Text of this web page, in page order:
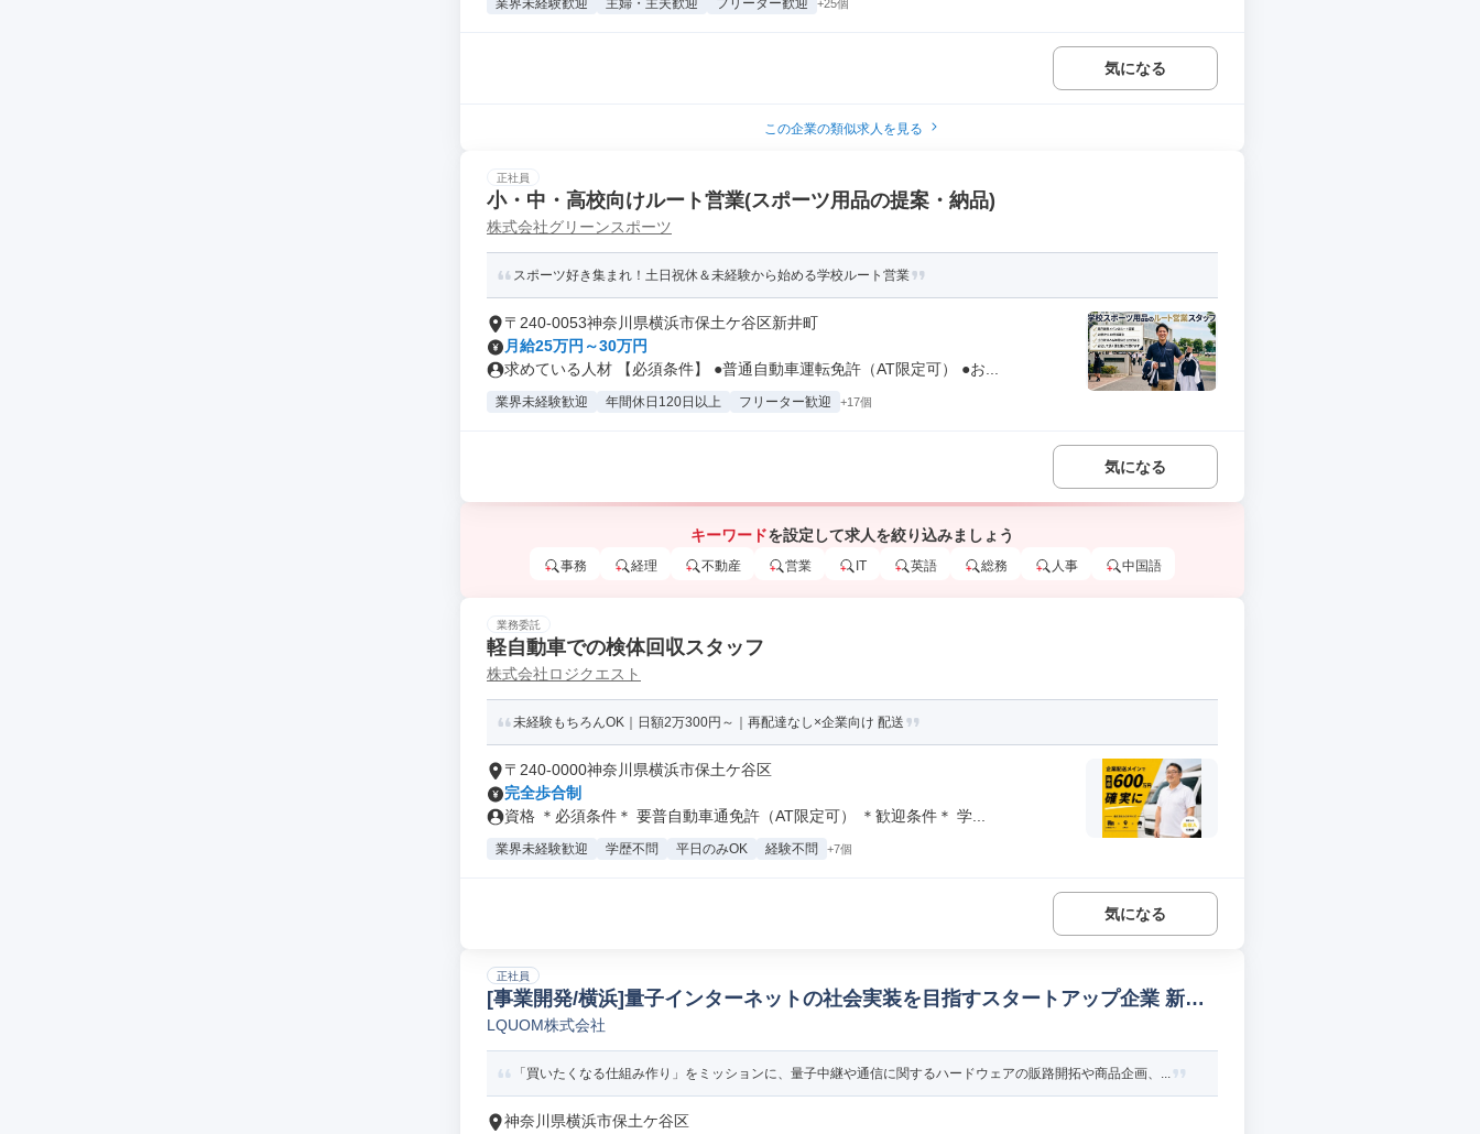
業界未経験歓迎 主婦・主夫歓迎 フリーター歓迎 +25個
気になる
この企業の類似求人を見る
正社員
小・中・高校向けルート営業(スポーツ用品の提案・納品)
株式会社グリーンスポーツ
スポーツ好き集まれ！土日祝休＆未経験から始める学校ルート営業
〒240-0053神奈川県横浜市保土ケ谷区新井町
月給25万円～30万円
求めている人材 【必須条件】 ●普通自動車運転免許（AT限定可） ●お...
業界未経験歓迎 年間休日120日以上 フリーター歓迎 +17個
気になる
キーワードを設定して求人を絞り込みましょう
事務 経理 不動産 営業 IT 英語 総務 人事 中国語
業務委託
軽自動車での検体回収スタッフ
株式会社ロジクエスト
未経験もちろんOK｜日額2万300円～｜再配達なし×企業向け 配送
〒240-0000神奈川県横浜市保土ケ谷区
完全歩合制
資格 ＊必須条件＊ 要普自動車通免許（AT限定可） ＊歓迎条件＊ 学...
業界未経験歓迎 学歴不問 平日のみOK 経験不問 +7個
気になる
正社員
[事業開発/横浜]量子インターネットの社会実装を目指すスタートアップ企業 新規
事業企画/開発
LQUOM株式会社
「買いたくなる仕組み作り」をミッションに、量子中継や通信に関するハードウェアの販路開拓や商品企画、...
神奈川県横浜市保土ケ谷区